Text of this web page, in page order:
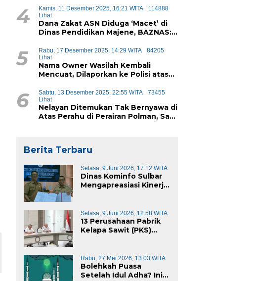
Didistribusikan ke Siswa
4 Kamis, 11 Desember 2025, 16:21 WITA
114888
Lihat
Dana Zakat ASN Diduga ‘Macet’ di
Dinas Pendidikan Majene, BAZNAS:
Masuk
5 Rabu, 17 Desember 2025, 14:29 WITA
84205
Lihat
Nama Owner Wasilah Kembali
Mencuat, Dilaporkan ke Polisi atas
6 Sabtu, 13 Desember 2025, 22:55 WITA
73455
Lihat
Nelayan Ditemukan Tak Bernyawa di
Atas Perahu di Perairan Polman, Sat
Berita Terbaru
Selasa, 9 Juni 2026, 17:12 WITA
Dinas Kominfo Sulbar
Mengapreasiasi Kinerja
Selasa, 9 Juni 2026, 12:58 WITA
13 Perusahaan Pabrik
Kelapa Sawit (PKS)
Panggil Gubernur
Sulbar
Rabu, 27 Mei 2026, 13:03 WITA
Bolehkah Puasa
Setelah Idul Adha? Ini